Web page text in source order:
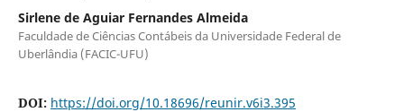
Sirlene de Aguiar Fernandes Almeida
Faculdade de Ciências Contábeis da Universidade Federal de
Uberlândia (FACIC-UFU)
DOI: https://doi.org/10.18696/reunir.v6i3.395